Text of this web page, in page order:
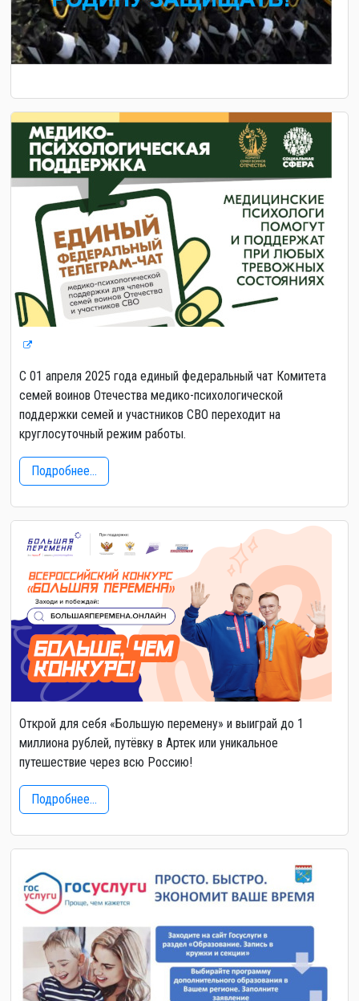
С 01 апреля 2025 года единый федеральный чат Комитета
семей воинов Отечества медико-психологической
поддержки семей и участников СВО переходит на
круглосуточный режим работы.
Подробнее...
Открой для себя «Большую перемену» и выиграй до 1
миллиона рублей, путёвку в Артек или уникальное
путешествие через всю Россию!
Подробнее...